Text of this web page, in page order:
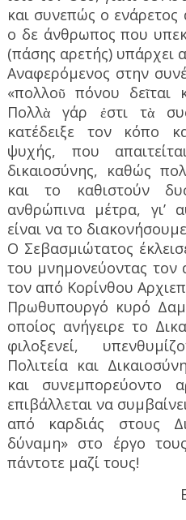
και συνεπώς ο ενάρετος
ο δε άνθρωπος που
(πάσης αρετής) υπάρχει
Αναφερόμενος στην
«πολλοῦ πόνου
Πολλὰ γάρ ἐστι τὰ
κατέδειξε τον κόπο
ψυχής, που
δικαιοσύνης, καθώς
και το καθιστούν
ανθρώπινα μέτρα,
είναι να το
Ο Σεβασμιώτατος
του μνημονεύοντας τον
τον από Κορίνθου
Πρωθυπουργό κυρό
οποίος ανήγειρε το
φιλοξενεί,
Πολιτεία και
και συνεμπορεύοντο
επιβάλλεται να
από καρδιάς στους
δύναμη» στο έργο
πάντοτε μαζί τους!